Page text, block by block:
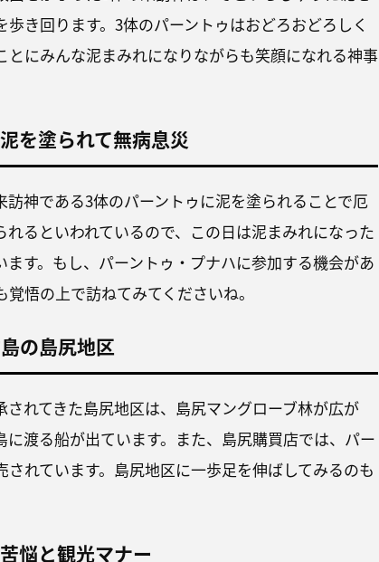
き回ります。3体のパーントゥはおどろおどろしく
とにみんな泥まみれになりながらも笑顔になれる神事
を塗られて無病息災
訪神である3体のパーントゥに泥を塗られることで厄
るといわれているので、この日は泥まみれになった
す。もし、パーントゥ・プナハに参加する機会があ
悟の上で訪ねてみてくださいね。
の島尻地区
されてきた島尻地区は、島尻マングローブ林が広が
に渡る船が出ています。また、島尻購買店では、パー
されています。島尻地区に一歩足を伸ばしてみるのも
悩と観光マナー